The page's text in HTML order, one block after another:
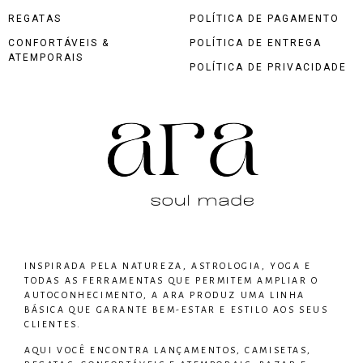
REGATAS
CONFORTÁVEIS &
ATEMPORAIS
POLÍTICA DE PAGAMENTO
POLÍTICA DE ENTREGA
POLÍTICA DE PRIVACIDADE
INSPIRADA PELA NATUREZA, ASTROLOGIA, YOGA E
TODAS AS FERRAMENTAS QUE PERMITEM AMPLIAR O
AUTOCONHECIMENTO, A ARA PRODUZ UMA LINHA
BÁSICA QUE GARANTE BEM-ESTAR E ESTILO AOS SEUS
CLIENTES.
AQUI VOCÊ ENCONTRA LANÇAMENTOS, CAMISETAS,